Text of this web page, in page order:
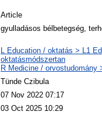
Article
gyulladásos bélbetegség,
L Education / oktatás > L1
oktatásmódszertan
R Medicine / orvostudomány
Tünde Czibula
07 Nov 2022 07:17
03 Oct 2025 10:29